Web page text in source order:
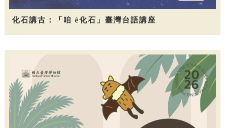
化石講古：「咱 ê化石」臺灣台語講座